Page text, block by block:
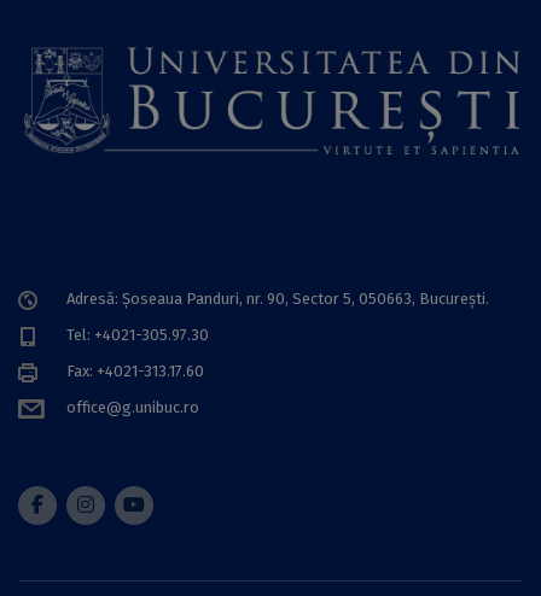
Adresă: Șoseaua Panduri, nr. 90, Sector 5, 050663, Bucureşti.
Tel: +4021-305.97.30
Fax: +4021-313.17.60
office@g.unibuc.ro